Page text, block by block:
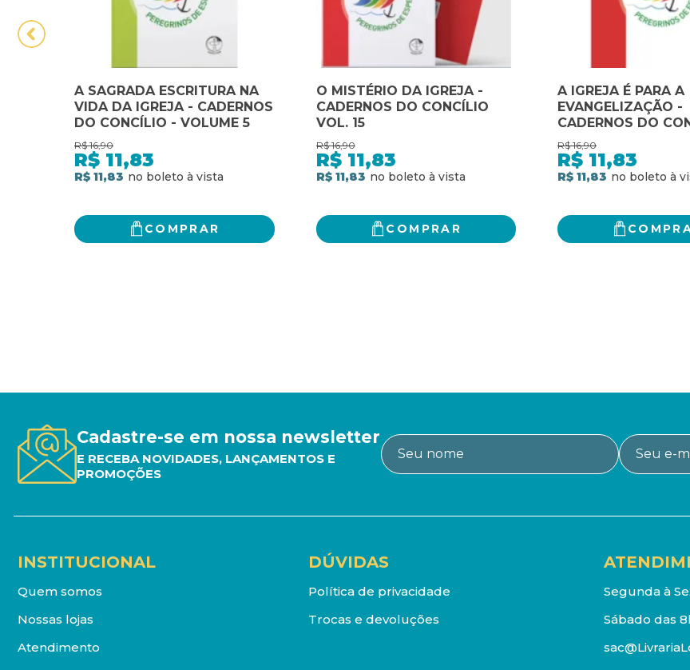
A SAGRADA ESCRITURA NA
VIDA DA IGREJA - CADERNOS
DO CONCÍLIO - VOLUME 5
R$ 16,90
R$ 11,83
R$ 11,83
COMPRAR
O MISTÉRIO DA IGREJA -
CADERNOS DO CONCÍLIO
VOL. 15
R$ 16,90
R$ 11,83
R$ 11,83
COMPRAR
A IGREJA É PARA A
EVANGELIZAÇÃO -
CADERNOS DO
VOL. 18
R$ 16,90
R$ 11,83
R$ 11,83
Cadastre-se em nossa newsletter
E RECEBA NOVIDADES, LANÇAMENTOS E
PROMOÇÕES
INSTITUCIONAL
Quem somos
Nossas lojas
Atendimento
DÚVIDAS
Política de privacidade
Trocas e devoluções
Segunda à
Sábado das